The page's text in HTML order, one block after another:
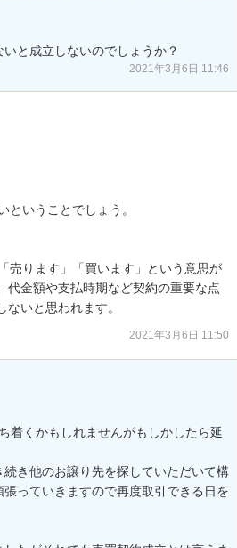
と成立しないのでしょうか？
2021年3月6日 11:46
いうことでしょう。
売ります」「買います」という意思が
代金額や支払時期など契約の重要な点
いと思われます。
2021年3月6日 11:50
着くかもしれませんがもしかしたら延
き他のお譲り先を探していただいて構
っていきますので再度取引できる日を